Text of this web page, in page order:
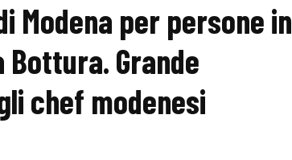
Modena per persone in
Grande
chef modenesi